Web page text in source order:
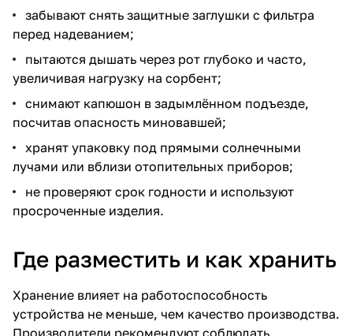
забывают снять защитные заглушки с фильтра
перед надеванием;
пытаются дышать через рот глубоко и часто,
увеличивая нагрузку на сорбент;
снимают капюшон в задымлённом подъезде,
посчитав опасность миновавшей;
хранят упаковку под прямыми солнечными
лучами или вблизи отопительных приборов;
не проверяют срок годности и используют
просроченные изделия.
Где разместить и как хранить
Хранение влияет на работоспособность
устройства не меньше, чем качество производства.